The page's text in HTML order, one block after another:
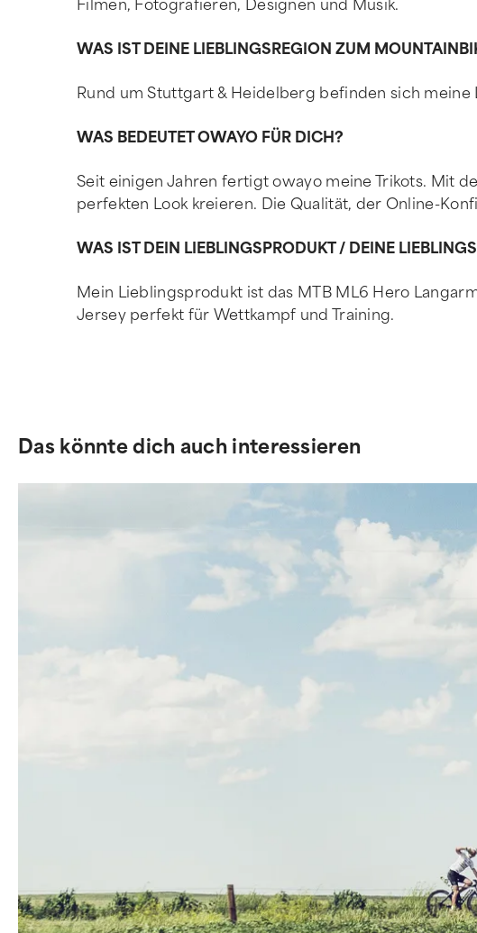
Filmen, Fotografieren, Designen und Musik.
WAS IST DEINE LIEBLINGSREGION ZUM
Rund um Stuttgart & Heidelberg befinden sich meine
WAS BEDEUTET OWAYO FÜR DICH?
Seit einigen Jahren fertigt owayo meine Trikots. Mit
perfekten Look kreieren. Die Qualität, der Online-
WAS IST DEIN LIEBLINGSPRODUKT / DEINE
Mein Lieblingsprodukt ist das MTB ML6 Hero
Jersey perfekt für Wettkampf und Training.
Das könnte dich auch interessieren